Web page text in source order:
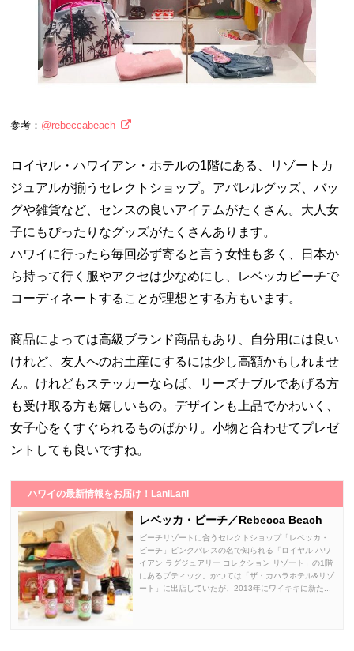
参考： @rebeccabeach
ロイヤル・ハワイアン・ホテルの1階にある、リゾートカ
ジュアルが揃うセレクトショップ。アパレルグッズ、バッ
グや雑貨など、センスの良いアイテムがたくさん。大人女
子にもぴったりなグッズがたくさんあります。
ハワイに行ったら毎回必ず寄ると言う女性も多く、日本か
ら持って行く服やアクセは少なめにし、レベッカビーチで
コーディネートすることが理想とする方もいます。
商品によっては高級ブランド商品もあり、自分用には良い
けれど、友人へのお土産にするには少し高額かもしれませ
ん。けれどもステッカーならば、リーズナブルであげる方
も受け取る方も嬉しいもの。デザインも上品でかわいく、
女子心をくすぐられるものばかり。小物と合わせてプレゼ
ントしても良いですね。
ハワイの最新情報をお届け！LaniLani
レベッカ・ビーチ／Rebecca Beach
ビーチリゾートに合うセレクトショップ「レベッカ・
ビーチ」ピンクパレスの名で知られる「ロイヤル ハワ
イアン ラグジュアリー コレクション リゾート」の1階
にあるブティック。かつては「ザ・カハラホテル&リゾ
ート」に出店していたが、2013年にワイキキに新た...